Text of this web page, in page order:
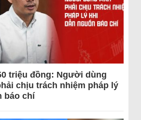
triệu đồng: Người dùng
chịu trách nhiệm pháp lý
báo chí